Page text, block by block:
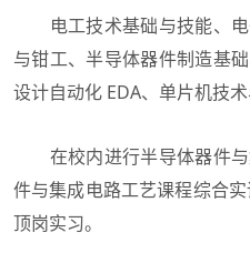
电工技术基础与技能、
与钳工、半导体器件制造基
设计自动化 EDA、单片机技术
在校内进行半导体器件与
件与集成电路工艺课程综合
顶岗实习。